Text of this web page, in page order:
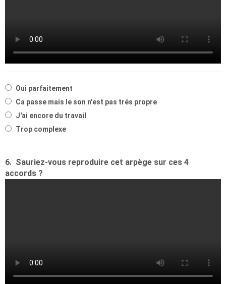
Oui parfaitement
Ca passe mais le son n'est pas trés propre
J'ai encore du travail
Trop complexe
6. Sauriez-vous reproduire cet arpège sur ces 4
accords ?